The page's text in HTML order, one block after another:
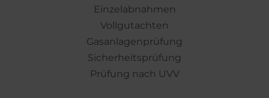
Einzelabnahmen
Vollgutachten
Gasanlagenprüfung
Sicherheitsprüfung
Prüfung nach UVV